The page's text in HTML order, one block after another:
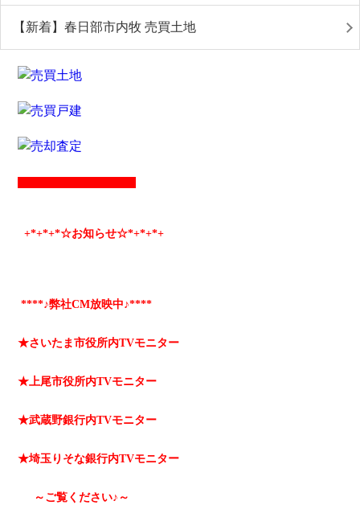
【新着】春日部市内牧 売買土地
+*+*+*☆お知らせ☆*+*+*+
****♪弊社CM放映中♪****
★さいたま市役所内TVモニター
★上尾市役所内TVモニター
★武蔵野銀行内TVモニター
★埼玉りそな銀行内TVモニター
～ご覧ください♪～